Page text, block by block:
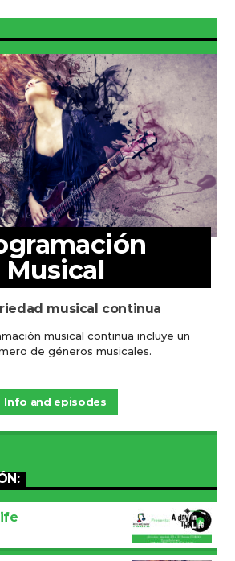
Musical
musical continua
musical continua incluye un
de géneros musicales.
Info and episodes